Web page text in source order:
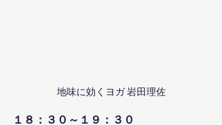
地味に効くヨガ 岩田理佐
１８：３０～１９：３０